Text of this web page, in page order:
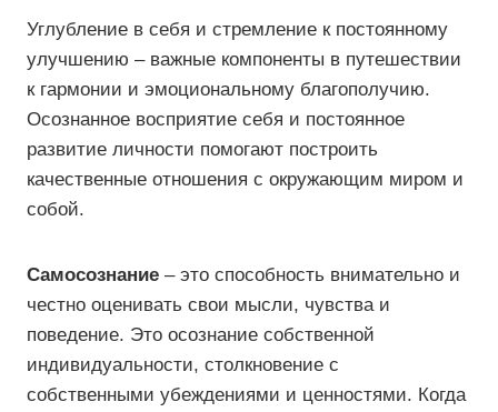
Углубление в себя и стремление к постоянному
улучшению – важные компоненты в путешествии
к гармонии и эмоциональному благополучию.
Осознанное восприятие себя и постоянное
развитие личности помогают построить
качественные отношения с окружающим миром и
собой.
Самосознание – это способность внимательно и
честно оценивать свои мысли, чувства и
поведение. Это осознание собственной
индивидуальности, столкновение с
собственными убеждениями и ценностями. Когда